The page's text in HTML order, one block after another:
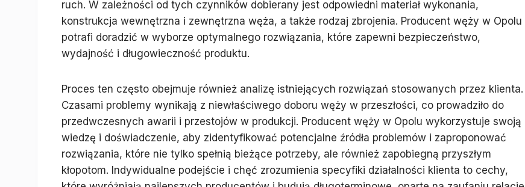
ruch. W zależności od tych czynników dobierany jest odpowiedni materiał wykonania,
konstrukcja wewnętrzna i zewnętrzna węża, a także rodzaj zbrojenia. Producent węży w Opolu
potrafi doradzić w wyborze optymalnego rozwiązania, które zapewni bezpieczeństwo,
wydajność i długowieczność produktu.
Proces ten często obejmuje również analizę istniejących rozwiązań stosowanych przez klienta.
Czasami problemy wynikają z niewłaściwego doboru węży w przeszłości, co prowadziło do
przedwczesnych awarii i przestojów w produkcji. Producent węży w Opolu wykorzystuje swoją
wiedzę i doświadczenie, aby zidentyfikować potencjalne źródła problemów i zaproponować
rozwiązania, które nie tylko spełnią bieżące potrzeby, ale również zapobiegną przyszłym
kłopotom. Indywidualne podejście i chęć zrozumienia specyfiki działalności klienta to cechy,